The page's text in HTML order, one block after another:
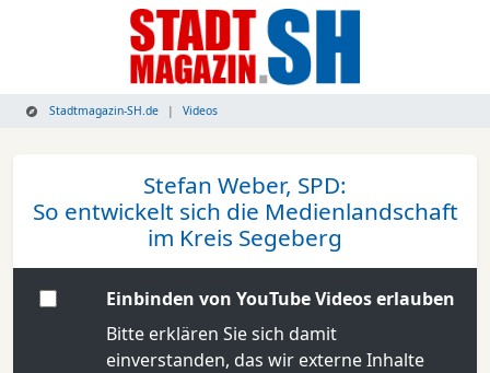
Stadtmagazin-SH.de Videos
Stefan Weber, SPD:
So entwickelt sich die Medienlandschaft
im Kreis Segeberg
Einbinden von YouTube Videos erlauben
Bitte erklären Sie sich damit
einverstanden, das wir externe Inhalte